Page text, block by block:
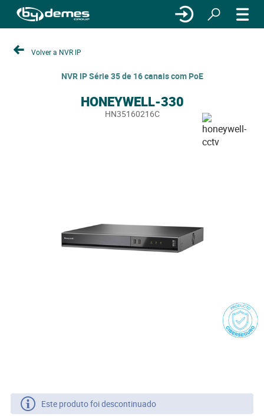
Volver a NVR IP
NVR IP Série 35 de 16 canais com PoE
HONEYWELL-330
HN35160216C
Este produto foi descontinuado